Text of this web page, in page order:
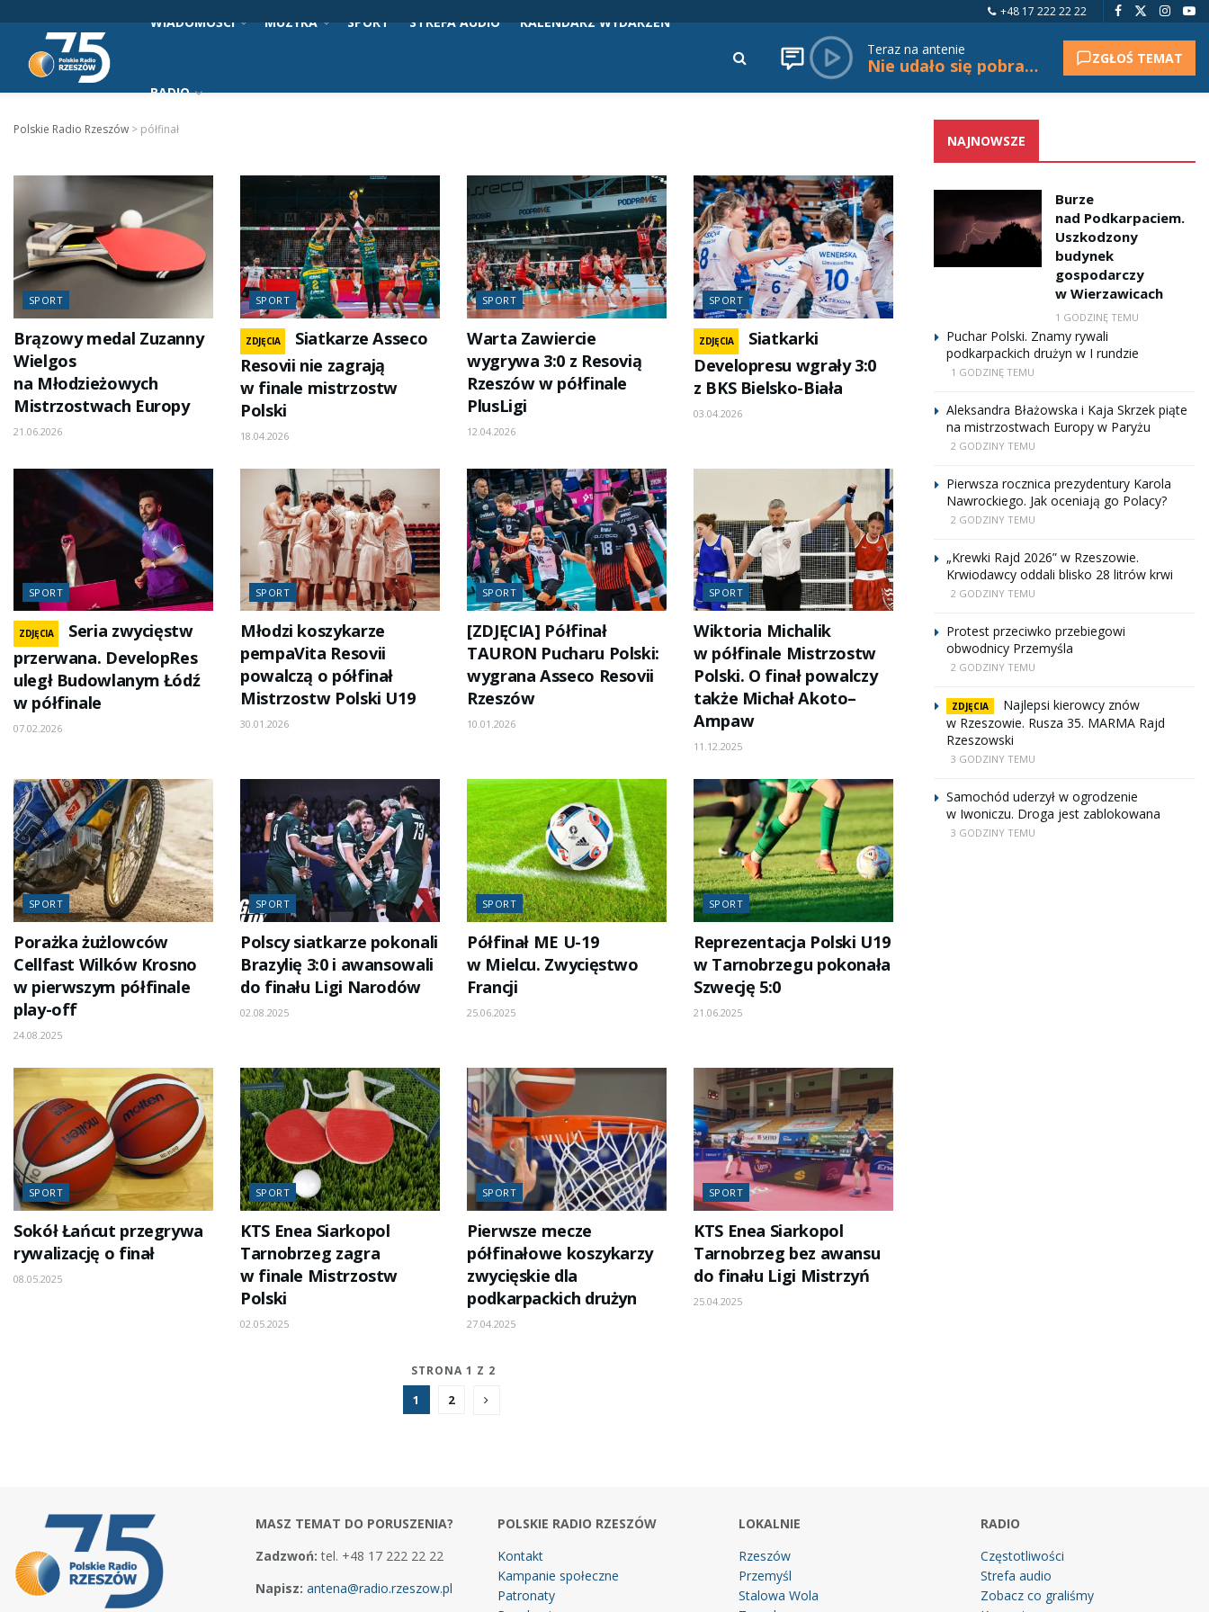
+48 17 222 22 22
WIADOMOŚCI MUZYKA SPORT STREFA AUDIO KALENDARZ WYDARZEŃ
RADIO
Teraz na antenie
Nie udało się pobrać tytułu. ZGŁOŚ TEMAT
Polskie Radio Rzeszów > półfinał
SPORT
Brązowy medal Zuzanny
Wielgos
na Młodzieżowych
Mistrzostwach Europy
21.06.2026
SPORT
ZDJĘCIA
Siatkarze Asseco
Resovii nie zagrają
w finale mistrzostw
Polski
18.04.2026
SPORT
Warta Zawiercie
wygrywa 3:0 z Resovią
Rzeszów w półfinale
PlusLigi
12.04.2026
SPORT
ZDJĘCIA
Siatkarki
Developresu wgrały 3:0
z BKS Bielsko-Biała
03.04.2026
SPORT
ZDJĘCIA
Seria zwycięstw
przerwana. DevelopRes
uległ Budowlanym Łódź
w półfinale
07.02.2026
SPORT
Młodzi koszykarze
pempaVita Resovii
powalczą o półfinał
Mistrzostw Polski U19
30.01.2026
SPORT
[ZDJĘCIA] Półfinał
TAURON Pucharu Polski:
wygrana Asseco Resovii
Rzeszów
10.01.2026
SPORT
Wiktoria Michalik
w półfinale Mistrzostw
Polski. O finał powalczy
także Michał Akoto–
Ampaw
11.12.2025
SPORT
Porażka żużlowców
Cellfast Wilków Krosno
w pierwszym półfinale
play-off
24.08.2025
SPORT
Polscy siatkarze pokonali
Brazylię 3:0 i awansowali
do finału Ligi Narodów
02.08.2025
SPORT
Półfinał ME U-19
w Mielcu. Zwycięstwo
Francji
25.06.2025
SPORT
Reprezentacja Polski U19
w Tarnobrzegu pokonała
Szwecję 5:0
21.06.2025
SPORT
Sokół Łańcut przegrywa
rywalizację o finał
08.05.2025
SPORT
KTS Enea Siarkopol
Tarnobrzeg zagra
w finale Mistrzostw
Polski
02.05.2025
SPORT
Pierwsze mecze
półfinałowe koszykarzy
zwycięskie dla
podkarpackich drużyn
27.04.2025
SPORT
KTS Enea Siarkopol
Tarnobrzeg bez awansu
do finału Ligi Mistrzyń
25.04.2025
STRONA 1 Z 2
1 2
NAJNOWSZE
Burze
nad Podkarpaciem.
Uszkodzony
budynek
gospodarczy
w Wierzawicach
1 GODZINĘ TEMU
Puchar Polski. Znamy rywali
podkarpackich drużyn w I rundzie
1 GODZINĘ TEMU
Aleksandra Błażowska i Kaja Skrzek piąte
na mistrzostwach Europy w Paryżu
2 GODZINY TEMU
Pierwsza rocznica prezydentury Karola
Nawrockiego. Jak oceniają go Polacy?
2 GODZINY TEMU
„Krewki Rajd 2026” w Rzeszowie.
Krwiodawcy oddali blisko 28 litrów krwi
2 GODZINY TEMU
Protest przeciwko przebiegowi
obwodnicy Przemyśla
2 GODZINY TEMU
ZDJĘCIA
Najlepsi kierowcy znów
w Rzeszowie. Rusza 35. MARMA Rajd
Rzeszowski
3 GODZINY TEMU
Samochód uderzył w ogrodzenie
w Iwoniczu. Droga jest zablokowana
3 GODZINY TEMU
MASZ TEMAT DO PORUSZENIA?
Zadzwoń: tel. +48 17 222 22 22
Napisz: antena@radio.rzeszow.pl
POLSKIE RADIO RZESZÓW
Kontakt
Kampanie społeczne
Patronaty
LOKALNIE
Rzeszów
Przemyśl
Stalowa Wola
RADIO
Częstotliwości
Strefa audio
Zobacz co graliśmy